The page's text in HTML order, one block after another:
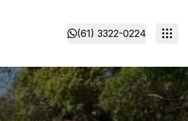
(61) 3322-0224